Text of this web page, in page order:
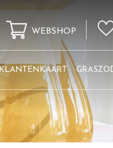
WEBSHOP
KLANTENKAART